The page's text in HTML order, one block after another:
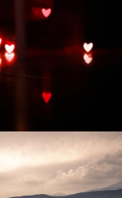
"Всё для